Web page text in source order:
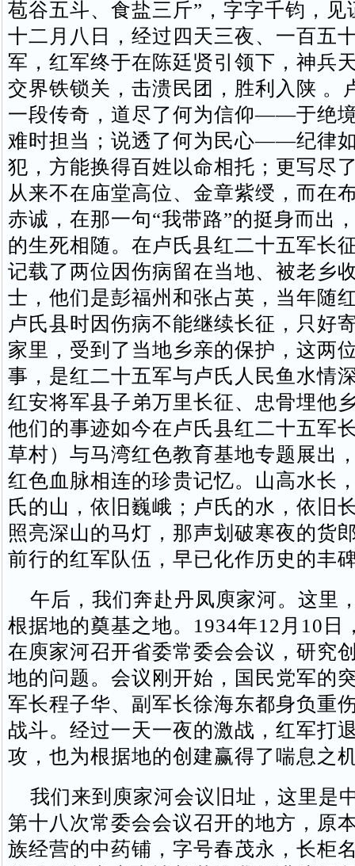
苞谷五斗、食盐三斤”，字字千钧，见
十二月八日，经过四天三夜、一百五
军，红军终于在陈廷贤引领下，神兵
交界铁锁关，击溃民团，胜利入陕 。
一段传奇，道尽了何为信仰——于绝
难时担当；说透了何为民心——纪律
犯，方能换得百姓以命相托；更写
从来不在庙堂高位、金章紫绶，而在
赤诚，在那一句“我带路”的挺身而出
的生死相随。在卢氏县红二十五军长
记载了两位因伤病留在当地、被老乡
士，他们是彭福州和张占英，当年随
卢氏县时因伤病不能继续长征，只好
家里，受到了当地乡亲的保护，这两
事，是红二十五军与卢氏人民鱼水情
红安将军县子弟万里长征、忠骨埋他
他们的事迹如今在卢氏县红二十五军
草村）与马湾红色教育基地专题展出
红色血脉相连的珍贵记忆。山高水长
氏的山，依旧巍峨；卢氏的水，依旧
照亮深山的马灯，那声划破寒夜的货
前行的红军队伍，早已化作历史的丰
午后，我们奔赴丹凤庾家河。这里
根据地的奠基之地。1934年12月10日
在庾家河召开省委常委会会议，研究
地的问题。会议刚开始，国民党军的
军长程子华、副军长徐海东都身负重
战斗。经过一天一夜的激战，红军打
攻，也为根据地的创建赢得了喘息之
我们来到庾家河会议旧址，这里是
第十八次常委会会议召开的地方，原
族经营的中药铺，字号春茂永，长柜